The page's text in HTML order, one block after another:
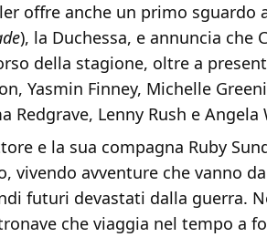
offre anche un primo sguardo
), la Duchessa, e annuncia che
della stagione, oltre a
Yasmin Finney, Michelle
Redgrave, Lenny Rush e Angela
e la sua compagna Ruby
vivendo avventure che vanno
futuri devastati dalla guerra.
che viaggia nel tempo a